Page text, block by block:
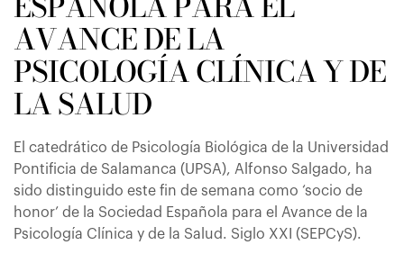
AVANCE DE LA
PSICOLOGÍA CLÍNICA Y DE
LA SALUD
El catedrático de Psicología Biológica de la Universidad
Pontificia de Salamanca (UPSA), Alfonso Salgado, ha
sido distinguido este fin de semana como ‘socio de
honor’ de la Sociedad Española para el Avance de la
Psicología Clínica y de la Salud. Siglo XXI (SEPCyS).